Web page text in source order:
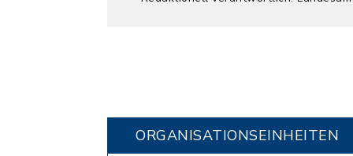
ORGANISATIONS­EINHEITEN